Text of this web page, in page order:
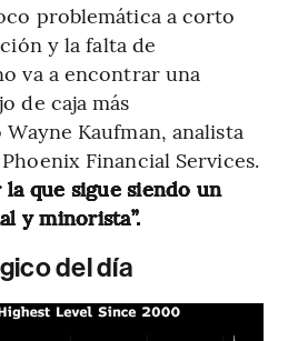
problemática a corto
y la falta de
va a encontrar una
de caja más
Kaufman, analista
Financial Services.
que sigue siendo un
y minorista”.
del día